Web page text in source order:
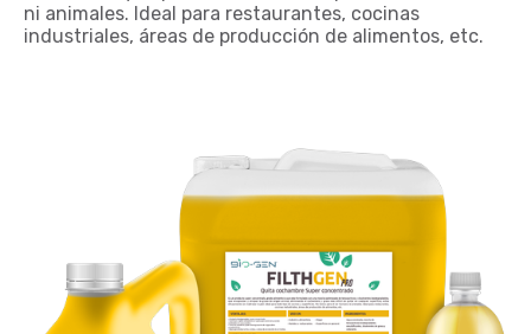
ni animales. Ideal para restaurantes, cocinas
industriales, áreas de producción de alimentos, etc.